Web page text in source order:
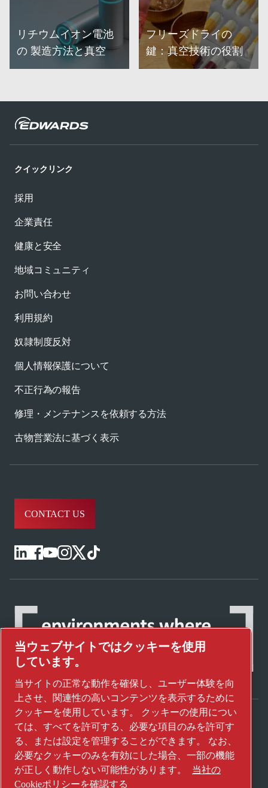
リチウムイオン電池
の 製造方法と真空
フリーズドライの
鍵：真空技術の役割
クイックリンク
採用
企業責任
健康と安全
地域コミュニティ
お問い合わせ
利用規約
奴隷制度反対
個人情報保護について
不正行為の報告
修理・メンテナンスを依頼する方法
古物営業法に基づく表示
CONTACT US
アトラスコプコグループが未来を変えるテク
ノロジーをどのように実現しているかご覧く
ださい。
アトラスコプコグループのウェブサイトをご
当ウェブサイトではクッキーを使用
しています。
当サイトの正常な動作を確保し、ユーザー体験を向
上させ、関連性の高いコンテンツを表示するために
クッキーを使用しています。 クッキーの使用につい
ては、すべてを許可する、必要な項目のみを許可す
る、または設定を管理することができます。 なお、
必要なクッキーのみを有効にした場合、一部の機能
が正しく動作しない可能性があります。
当社の
Cookieポリシーを確認する